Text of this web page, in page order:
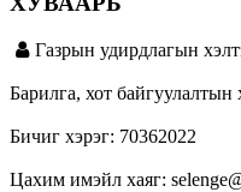
Газрын удирдлагын
Барилга, хот байгуулалтын
Бичиг хэрэг: 70362022
Цахим имэйл хаяг: